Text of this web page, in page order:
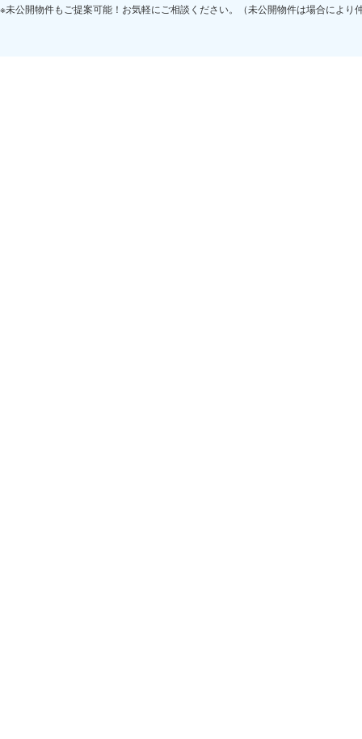
※未公開物件もご提案可能！お気軽にご相談ください。（未公開物件は場合により